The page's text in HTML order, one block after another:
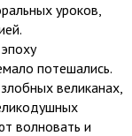
уроков,
потешались.
великанах,
волновать и